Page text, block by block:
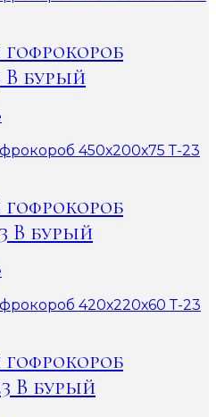
В бурый
В бурый
В бурый